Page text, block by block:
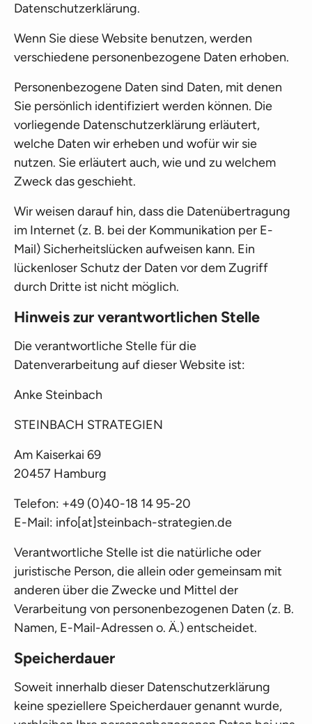
Datenschutzerklärung.
Wenn Sie diese Website benutzen, werden
verschiedene personenbezogene Daten erhoben.
Personenbezogene Daten sind Daten, mit denen
Sie persönlich identifiziert werden können. Die
vorliegende Datenschutzerklärung erläutert,
welche Daten wir erheben und wofür wir sie
nutzen. Sie erläutert auch, wie und zu welchem
Zweck das geschieht.
Wir weisen darauf hin, dass die Datenübertragung
im Internet (z. B. bei der Kommunikation per E-
Mail) Sicherheitslücken aufweisen kann. Ein
lückenloser Schutz der Daten vor dem Zugriff
durch Dritte ist nicht möglich.
Hinweis zur verantwortlichen Stelle
Die verantwortliche Stelle für die
Datenverarbeitung auf dieser Website ist:
Anke Steinbach
STEINBACH STRATEGIEN
Am Kaiserkai 69
20457 Hamburg
Telefon: +49 (0)40-18 14 95-20
E-Mail: info[at]steinbach-strategien.de
Verantwortliche Stelle ist die natürliche oder
juristische Person, die allein oder gemeinsam mit
anderen über die Zwecke und Mittel der
Verarbeitung von personenbezogenen Daten (z. B.
Namen, E-Mail-Adressen o. Ä.) entscheidet.
Speicherdauer
Soweit innerhalb dieser Datenschutzerklärung
keine speziellere Speicherdauer genannt wurde,